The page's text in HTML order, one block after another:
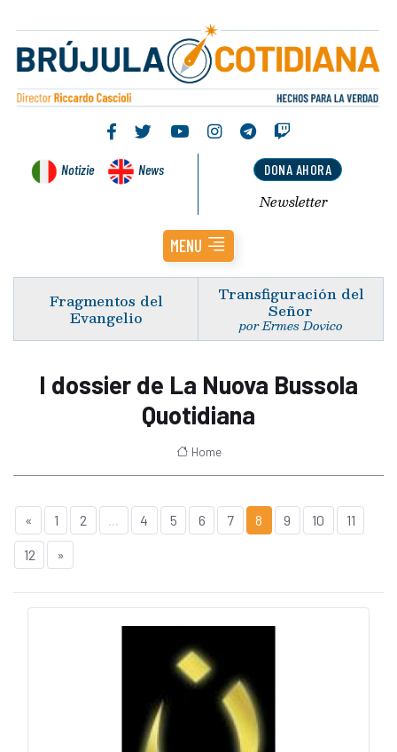
Notizie News DONA AHORA
Newsletter
MENU
Fragmentos del
Evangelio
Transfiguración del
Señor
por Ermes Dovico
I dossier de La Nuova Bussola
Quotidiana
Home
« 1 2 ... 4 5 6 7 8 9 10 11
12 »